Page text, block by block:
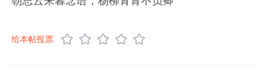
给本帖投票